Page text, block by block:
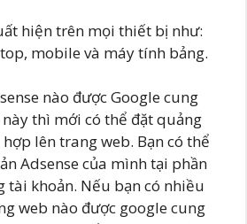
hiện trên mọi thiết bị như:
mobile và máy tính bảng.
nào được Google cung
thì mới có thể đặt quảng
lên trang web. Bạn có thể
Adsense của mình tại phần
tài khoản. Nếu bạn có nhiều
web nào được google cung